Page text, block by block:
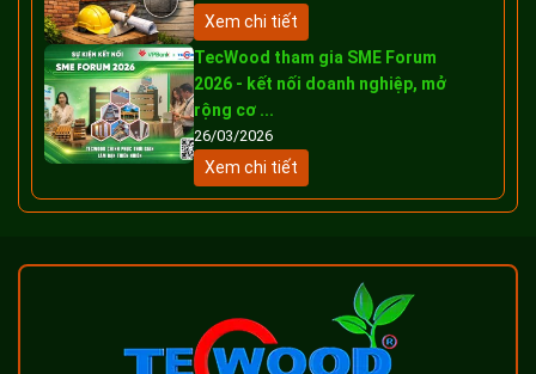
Xem chi tiết
TecWood tham gia SME Forum
2026 - kết nối doanh nghiệp, mở
rộng cơ ...
26/03/2026
Xem chi tiết